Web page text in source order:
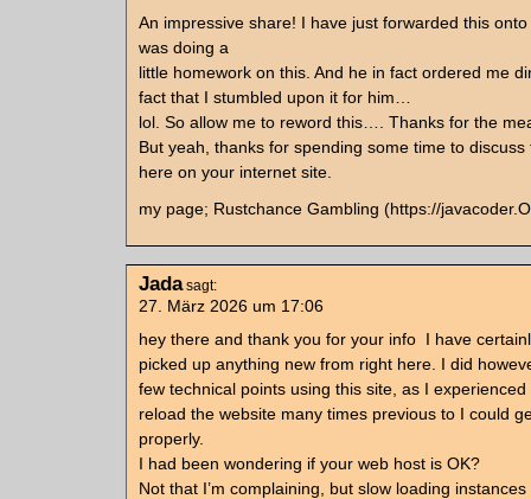
An impressive share! I have just forwarded this
was doing a
little homework on this. And he in fact ordered me
fact that I stumbled upon it for him…
lol. So allow me to reword this…. Thanks for the
But yeah, thanks for spending some time to discuss
here on your internet site.
my page; Rustchance Gambling (https://
Jada sagt:
27. März 2026 um 17:06
hey there and thank you for your info  I have
picked up anything new from right here. I did
few technical points using this site, as I experienced
reload the website many times previous to I could
properly.
I had been wondering if your web host is OK?
Not that I’m complaining, but slow loading